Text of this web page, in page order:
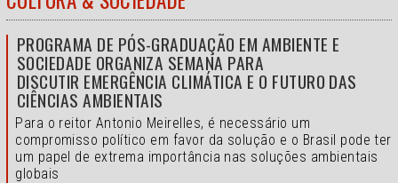
PROGRAMA DE PÓS-GRADUAÇÃO EM AMBIENTE E
SOCIEDADE ORGANIZA SEMANA PARA
DISCUTIR EMERGÊNCIA CLIMÁTICA E O FUTURO DAS
CIÊNCIAS AMBIENTAIS
Para o reitor Antonio Meirelles, é necessário um
compromisso político em favor da solução e o Brasil pode ter
um papel de extrema importância nas soluções ambientais
globais